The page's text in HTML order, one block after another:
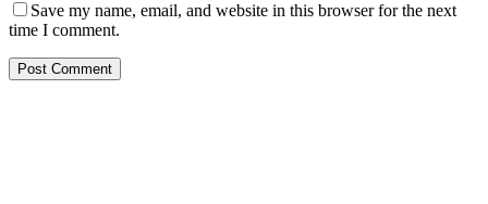
Save my name, email, and website in this browser for the next
time I comment.